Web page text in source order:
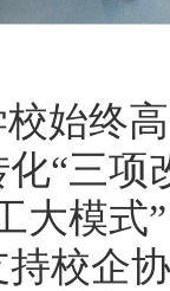
始终
“三项
大模式
校企